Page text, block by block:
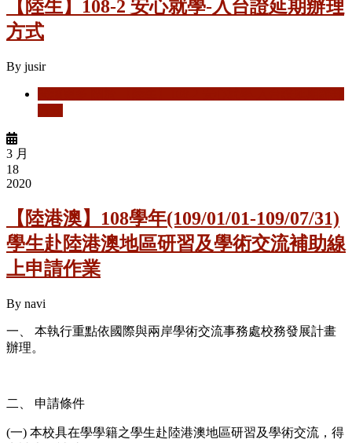
【陸生】108-2 安心就學-入台證延期辦理
方式
By jusir
3 月
18
2020
【陸港澳】108學年(109/01/01-109/07/31)
學生赴陸港澳地區研習及學術交流補助線
上申請作業
By navi
一、 本執行重點依國際與兩岸學術交流事務處校務發展計畫
辦理。
二、 申請條件
(一) 本校具在學學籍之學生赴陸港澳地區研習及學術交流，得